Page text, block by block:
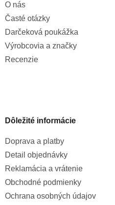
O nás
Časté otázky
Darčeková poukážka
Výrobcovia a značky
Recenzie
Dôležité informácie
Doprava a platby
Detail objednávky
Reklamácia a vrátenie
Obchodné podmienky
Ochrana osobných údajov